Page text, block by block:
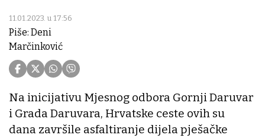
11.01.2023. u 17:56
Piše: Deni
Marčinković
Na inicijativu Mjesnog odbora Gornji Daruvar
i Grada Daruvara, Hrvatske ceste ovih su
dana završile asfaltiranje dijela pješačke